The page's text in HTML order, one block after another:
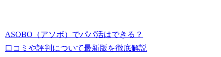
ASOBO（アソボ）でパパ活はできる？
口コミや評判について最新版を徹底解説